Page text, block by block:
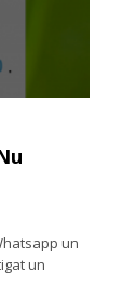
un
un